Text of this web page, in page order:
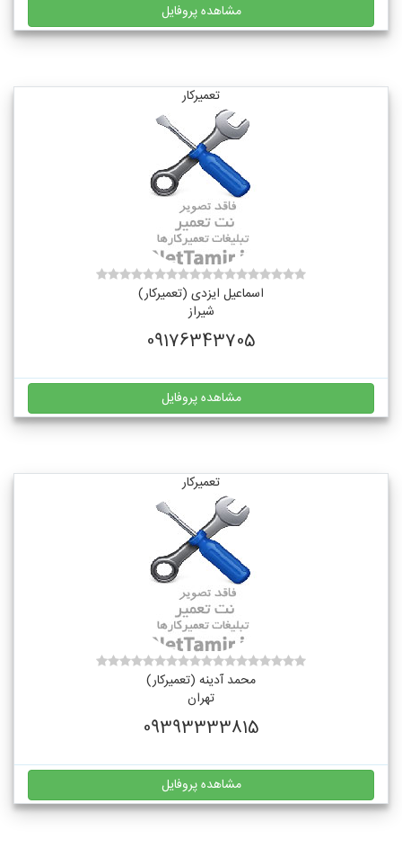
مشاهده پروفایل
تعمیرکار
اسماعیل ایزدی (تعمیرکار)
شیراز
09176343705
مشاهده پروفایل
تعمیرکار
محمد آدینه (تعمیرکار)
تهران
09393333815
مشاهده پروفایل